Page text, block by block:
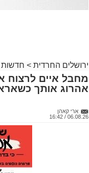
ירושלים החרדית > חדשות
מחבל איים לרצוח
אהרוג אותך
ארי קאהן
06.08.26 / 16:42